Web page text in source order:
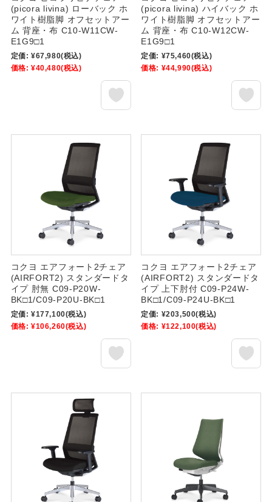
(picora livina) ローバック ホ
ワイト樹脂脚 オフセットアー
ム 背座・布 C10-W11CW-
E1G9□1
定価: ¥67,980(税込)
価格: ¥40,480(税込)
(picora livina) ハイバック ホ
ワイト樹脂脚 オフセットアー
ム 背座・布 C10-W12CW-
E1G9□1
定価: ¥75,460(税込)
価格: ¥44,990(税込)
コクヨ エアフォート2チェア
(AIRFORT2) スタンダードタ
イプ 肘無 C09-P20W-
BK□1/C09-P20U-BK□1
定価: ¥177,100(税込)
価格: ¥106,260(税込)
コクヨ エアフォート2チェア
(AIRFORT2) スタンダードタ
イプ 上下肘付 C09-P24W-
BK□1/C09-P24U-BK□1
定価: ¥203,500(税込)
価格: ¥122,100(税込)